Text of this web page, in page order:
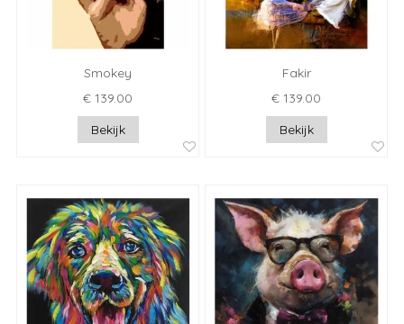
Smokey
€ 139.00
Bekijk
Fakir
€ 139.00
Bekijk